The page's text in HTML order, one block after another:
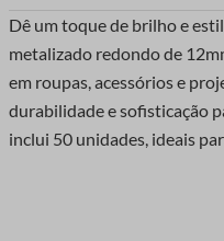
Dê um toque de brilho e
metalizado redondo de
em roupas, acessórios e
durabilidade e sofisticação
inclui 50 unidades, ideais